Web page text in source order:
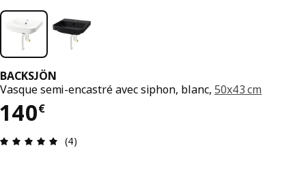
BACKSJÖN
Vasque semi-encastré avec siphon, blanc, 50x43 cm
140€
Prix 140€
Avis: 5 sur 5 étoiles Nombre total d'avis: 4
(4)